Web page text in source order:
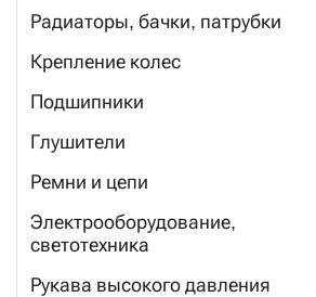
Радиаторы, бачки, патрубки
Крепление колес
Подшипники
Глушители
Ремни и цепи
Электрооборудование,
светотехника
Рукава высокого давления